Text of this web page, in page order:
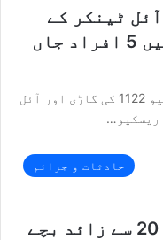
اور آئل ٹینکر کے
درمیان تصادم کے نتیجے میں 5 افراد جاں
اٹک میں ہکلہ انٹرچینج کے قریب ریسکیو 1122 کی گاڑی اور آئل
ریسکیو…
حادثات و جرائم
خوشاب میں جھولا ٹوٹنے سے 20 سے زائد بچے